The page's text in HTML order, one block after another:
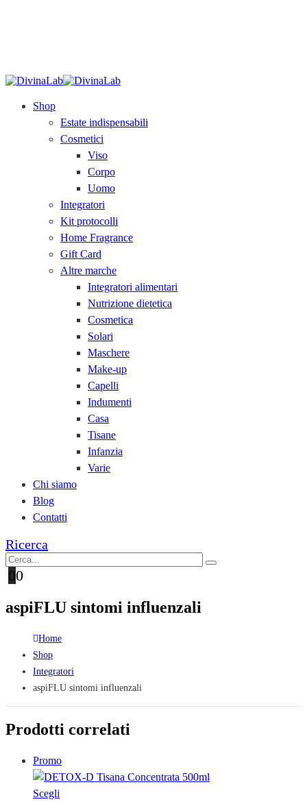
Shop
Estate indispensabili
Cosmetici
Viso
Corpo
Uomo
Integratori
Kit protocolli
Home Fragrance
Gift Card
Altre marche
Integratori alimentari
Nutrizione dietetica
Cosmetica
Solari
Maschere
Make-up
Capelli
Indumenti
Casa
Tisane
Infanzia
Varie
Chi siamo
Blog
Contatti
Ricerca
00
aspiFLU sintomi influenzali
Home
Shop
Integratori
aspiFLU sintomi influenzali
Prodotti correlati
Promo
Scegli